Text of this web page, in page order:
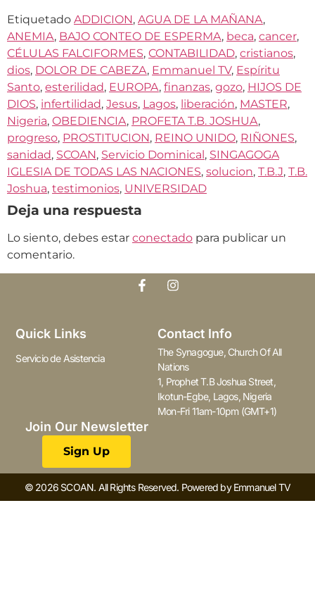
Etiquetado ADDICION, AGUA DE LA MAÑANA,
ANEMIA, BAJO CONTEO DE ESPERMA, beca, cancer,
CÉLULAS FALCIFORMES, CONTABILIDAD, cristianos,
dios, DOLOR DE CABEZA, Emmanuel TV, Espíritu
Santo, esterilidad, EUROPA, finanzas, gozo, HIJOS DE
DIOS, infertilidad, Jesus, Lagos, liberación, MASTER,
Nigeria, OBEDIENCIA, PROFETA T.B. JOSHUA,
progreso, PROSTITUCION, REINO UNIDO, RIÑONES,
sanidad, SCOAN, Servicio Dominical, SINGAGOGA
IGLESIA DE TODAS LAS NACIONES, solucion, T.B.J, T.B.
Joshua, testimonios, UNIVERSIDAD
Deja una respuesta
Lo siento, debes estar conectado para publicar un
comentario.
Quick Links
Servicio de Asistencia
Contact Info
The Synagogue, Church Of All
Nations
1, Prophet T.B Joshua Street,
Ikotun-Egbe, Lagos, Nigeria
Mon-Fri 11am-10pm (GMT+1)
Join Our Newsletter
Sign Up
© 2026 SCOAN. All Rights Reserved. Powered by Emmanuel TV